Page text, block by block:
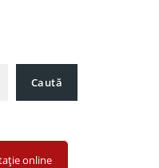
Caută
online